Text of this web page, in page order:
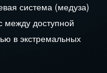
система (медуза)
доступной
в экстремальных